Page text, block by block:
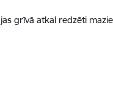
grīvā atkal redzēti